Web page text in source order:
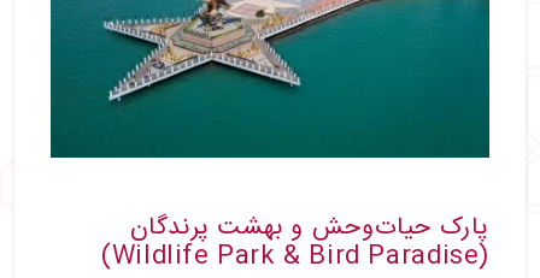
پارک حیات‌وحش و بهشت پرندگان
(Wildlife Park & Bird Paradise)